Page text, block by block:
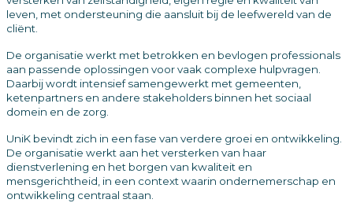
leven, met ondersteuning die aansluit bij de leefwereld van de
cliënt.
De organisatie werkt met betrokken en bevlogen professionals
aan passende oplossingen voor vaak complexe hulpvragen.
Daarbij wordt intensief samengewerkt met gemeenten,
ketenpartners en andere stakeholders binnen het sociaal
domein en de zorg.
UniK bevindt zich in een fase van verdere groei en ontwikkeling.
De organisatie werkt aan het versterken van haar
dienstverlening en het borgen van kwaliteit en
mensgerichtheid, in een context waarin ondernemerschap en
ontwikkeling centraal staan.